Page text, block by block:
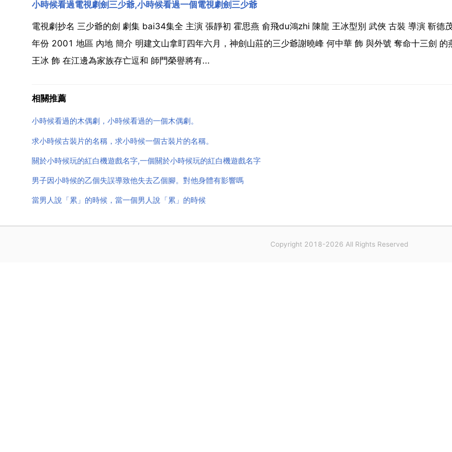
小時候看過電視劇劍三少爺,小時候看過一個電視劇劍三少爺
電視劇抄名 三少爺的劍 劇集 bai34集全 主演 張靜初 霍思燕 俞飛du鴻zhi 陳龍 王冰型別 武俠 古裝 導演 靳德
年份 2001 地區 內地 簡介 明建文山拿盯四年六月，神劍山莊的三少爺謝曉峰 何中華 飾 與外號 奪命十三劍 的
王冰 飾 在江邊為家族存亡逗和 師門榮譽將有...
相關推薦
小時候看過的木偶劇，小時候看過的一個木偶劇。
求小時候古裝片的名稱，求小時候一個古裝片的名稱。
關於小時候玩的紅白機遊戲名字,一個關於小時候玩的紅白機遊戲名字
男子因小時候的乙個失誤導致他失去乙個腳。對他身體有影響嗎
當男人說「累」的時候，當一個男人說「累」的時候
Copyright 2018-2026 All Rights Reserved